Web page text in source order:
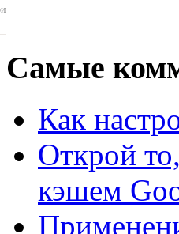
Самые
Как
Открой
кэшем